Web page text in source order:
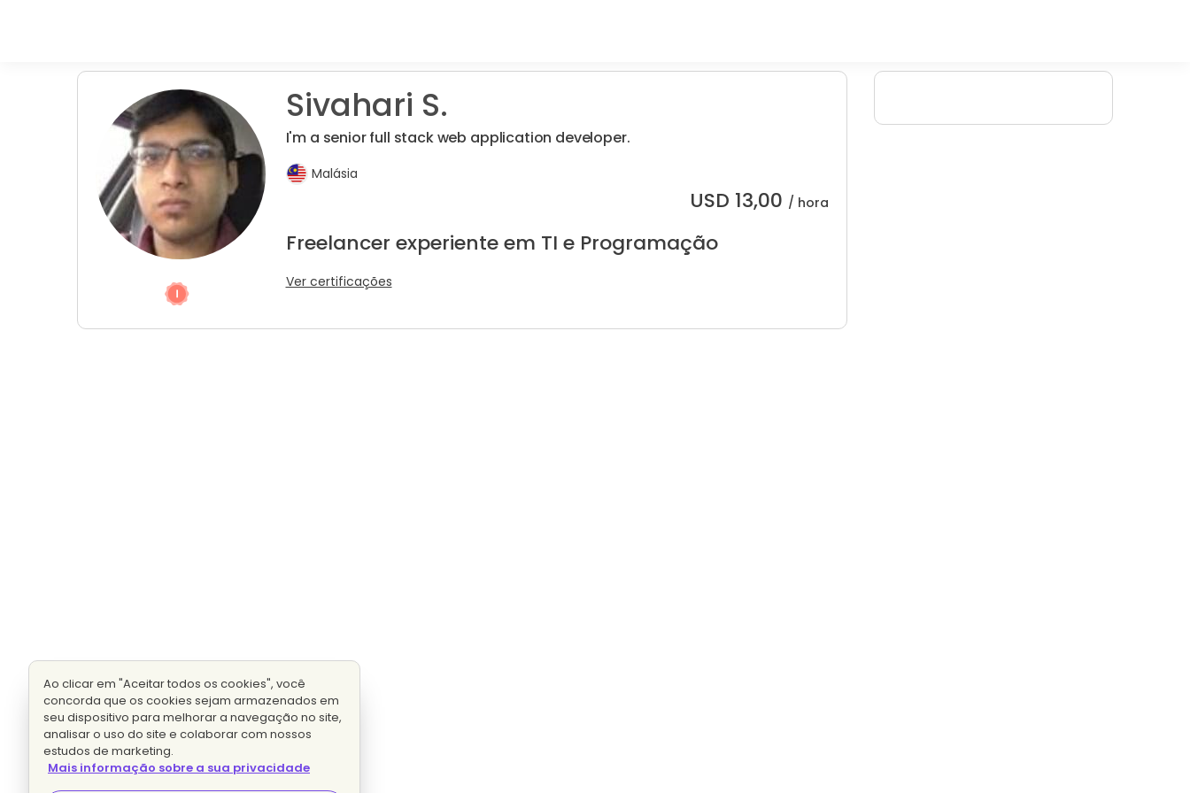
Sivahari S.
I'm a senior full stack web application developer.
Malásia
USD 13,00 / hora
Freelancer experiente em TI e Programação
Ver certificações
Ao clicar em "Aceitar todos os cookies", você
concorda que os cookies sejam armazenados em
seu dispositivo para melhorar a navegação no site,
analisar o uso do site e colaborar com nossos
estudos de marketing.
Mais informação sobre a sua privacidade